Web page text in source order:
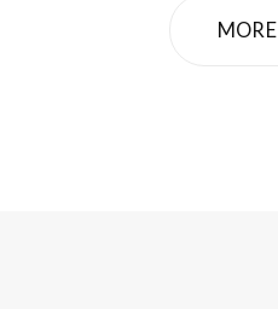
MORE